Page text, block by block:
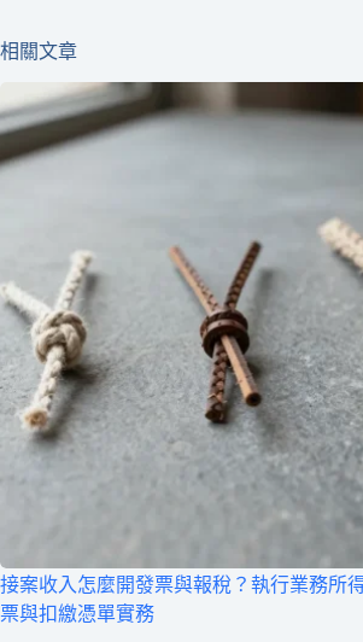
相關文章
接案收入怎麼開發票與報稅？執行業務所
票與扣繳憑單實務